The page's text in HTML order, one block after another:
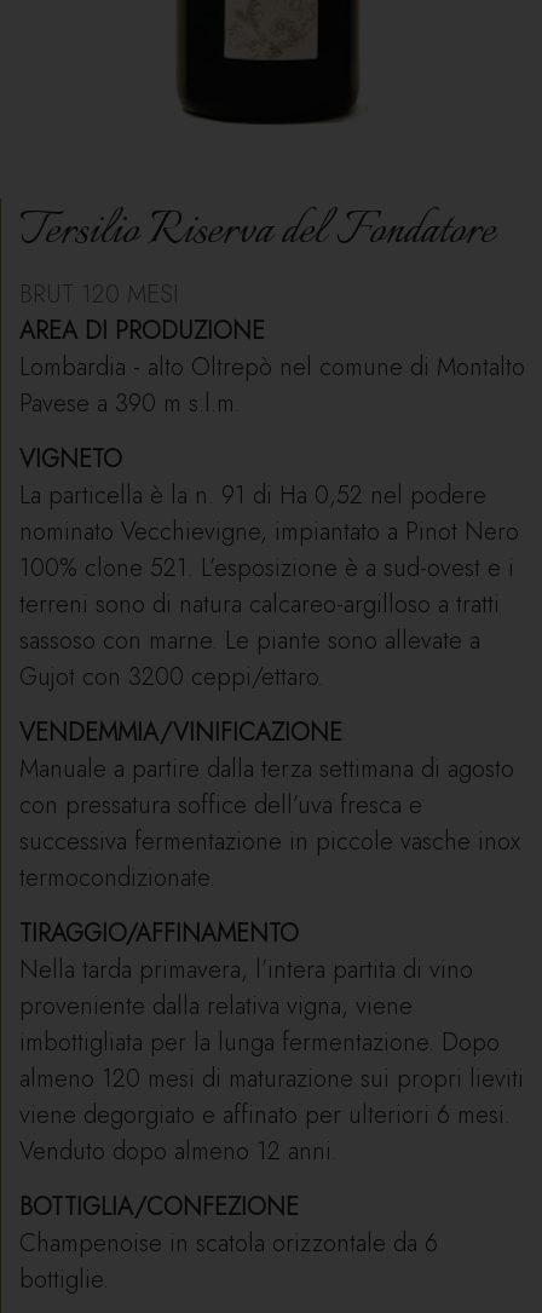
Tersilio Riserva del Fondatore
BRUT 120 MESI
AREA DI PRODUZIONE
Lombardia - alto Oltrepò nel comune di Montalto
Pavese a 390 m s.l.m.
VIGNETO
La particella è la n. 91 di Ha 0,52 nel podere
nominato Vecchievigne, impiantato a Pinot Nero
100% clone 521. L’esposizione è a sud-ovest e i
terreni sono di natura calcareo-argilloso a tratti
sassoso con marne. Le piante sono allevate a
Gujot con 3200 ceppi/ettaro.
VENDEMMIA/VINIFICAZIONE
Manuale a partire dalla terza settimana di agosto
con pressatura soffice dell’uva fresca e
successiva fermentazione in piccole vasche inox
termocondizionate.
TIRAGGIO/AFFINAMENTO
Nella tarda primavera, l’intera partita di vino
proveniente dalla relativa vigna, viene
imbottigliata per la lunga fermentazione. Dopo
almeno 120 mesi di maturazione sui propri lieviti
viene degorgiato e affinato per ulteriori 6 mesi.
Venduto dopo almeno 12 anni.
BOTTIGLIA/CONFEZIONE
Champenoise in scatola orizzontale da 6
bottiglie.